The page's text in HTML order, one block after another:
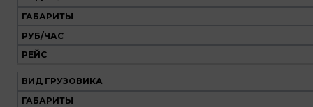
транспорт
Вид
грузовика
ГАБАРИТЫ
РУБ/ЧАС
РЕЙС
ВИД ГРУЗОВИКА
ГАБАРИТЫ